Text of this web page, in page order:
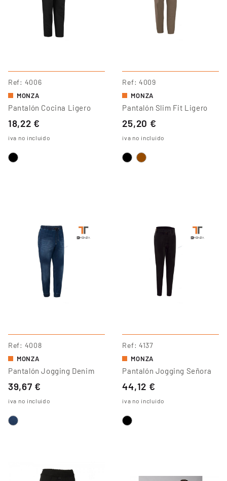
Ref 4006
MONZA
Pantalón Cocina Ligero
18,22 €
iva no incluido
Ref 4009
MONZA
Pantalón Slim Fit Ligero
25,20 €
iva no incluido
Ref 4008
MONZA
Pantalón Jogging Denim
39,67 €
iva no incluido
Ref 4137
MONZA
Pantalón Jogging Señora
44,12 €
iva no incluido